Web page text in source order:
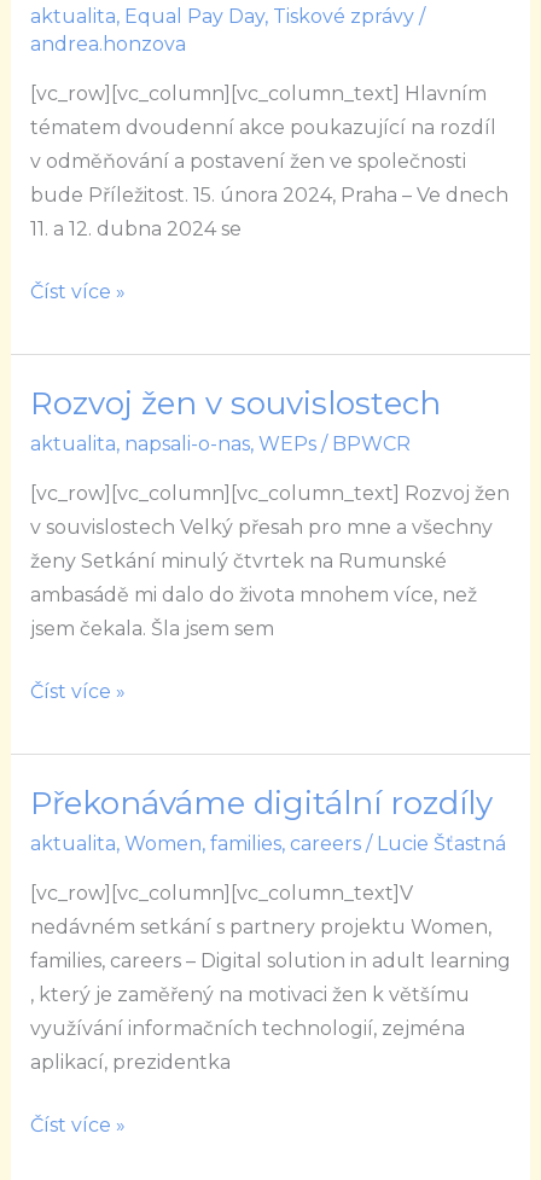
aktualita, Equal Pay Day, Tiskové zprávy/
andrea.honzova
[vc_row][vc_column][vc_column_text] Hlavním
tématem dvoudenní akce poukazující na rozdíl
v odměňování a postavení žen ve společnosti
bude Příležitost. 15. února 2024, Praha – Ve dnech
11. a 12. dubna 2024 se
Pay
Day
se
letos
v
dubnu
uskuteční
po
Číst více »
Rozvoj žen v souvislostech
aktualita, napsali-o-nas, WEPs/ BPWCR
[vc_row][vc_column][vc_column_text] Rozvoj žen
v souvislostech Velký přesah pro mne a všechny
ženy Setkání minulý čtvrtek na Rumunské
ambasádě mi dalo do života mnohem více, než
jsem čekala. Šla jsem sem
Rozvoj
žen
Číst více »
Překonáváme digitální rozdíly
aktualita, Women, families, careers/ Lucie Šťastná
[vc_row][vc_column][vc_column_text]V
nedávném setkání s partnery projektu Women,
families, careers – Digital solution in adult learning
, který je zaměřený na motivaci žen k většímu
využívání informačních technologií, zejména
aplikací, prezidentka
Překonáváme
digitální
Číst více »